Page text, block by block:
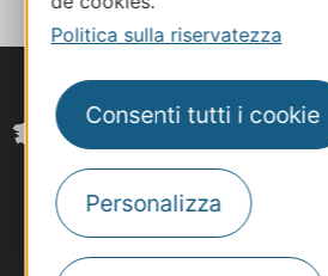
Politica sulla riservatezza
Consenti tutti i cookie
Personalizza